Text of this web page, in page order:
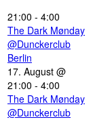
21:00 - 4:00
The Dark Mønday
@Dunckerclub
Berlin
17. August @
21:00 - 4:00
The Dark Mønday
@Dunckerclub